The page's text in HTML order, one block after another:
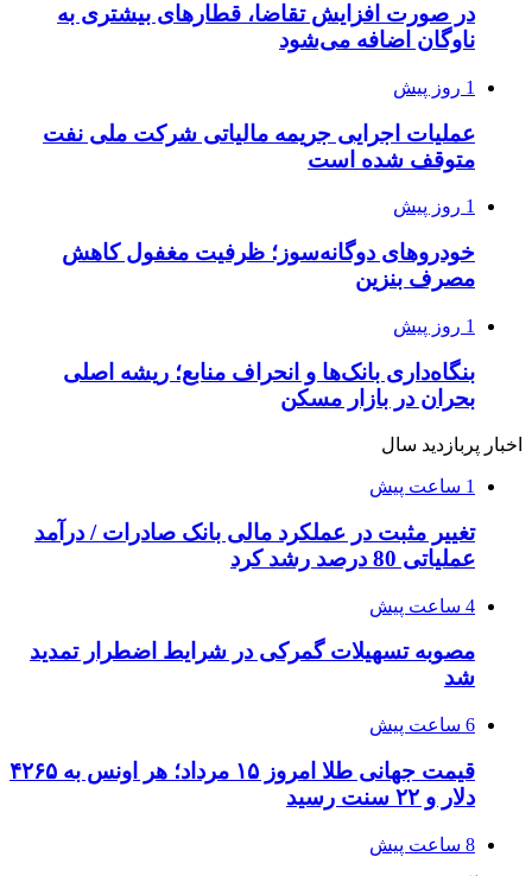
در صورت افزایش تقاضا، قطارهای بیشتری به
ناوگان اضافه می‌شود
1 روز پیش
عملیات اجرایی جریمه مالیاتی شرکت ملی نفت
متوقف شده است
1 روز پیش
خودروهای دوگانه‌سوز؛ ظرفیت مغفول کاهش
مصرف بنزین
1 روز پیش
بنگاه‌داری بانک‌ها و انحراف منابع؛ ریشه اصلی
بحران در بازار مسکن
اخبار پربازدید سال
1 ساعت پیش
تغییر مثبت در عملکرد مالی بانک صادرات / درآمد
عملیاتی 80 درصد رشد کرد
4 ساعت پیش
مصوبه تسهیلات گمرکی در شرایط اضطرار تمدید
شد
6 ساعت پیش
قیمت جهانی طلا امروز ۱۵ مرداد؛ هر اونس به ۴۲۶۵
دلار و ۲۲ سنت رسید
8 ساعت پیش